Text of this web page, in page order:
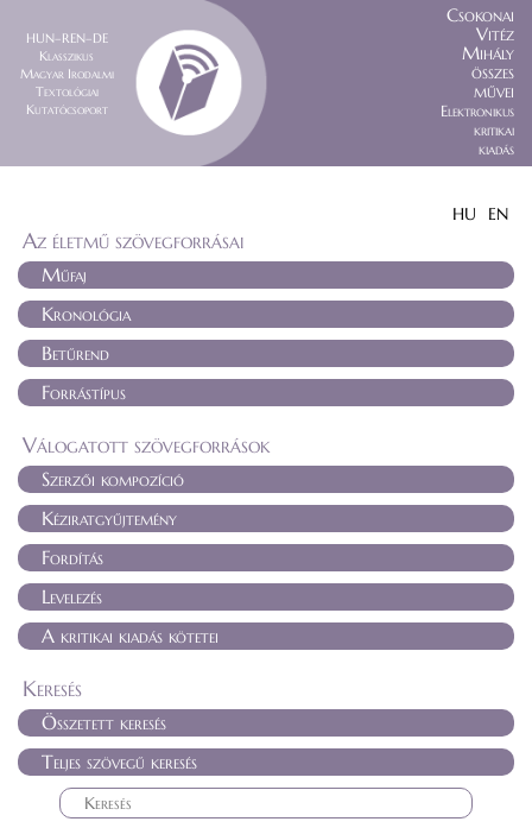
HUN–REN–DE
Klasszikus
Magyar Irodalmi
Textológiai
Kutatócsoport
Csokonai
Vitéz
Mihály
összes
művei
Elektronikus
kritikai
kiadás
HU EN
Az életmű szövegforrásai
Műfaj
Kronológia
Betűrend
Forrástípus
Válogatott szövegforrások
Szerzői kompozíció
Kéziratgyűjtemény
Fordítás
Levelezés
A kritikai kiadás kötetei
Keresés
Összetett keresés
Teljes szövegű keresés